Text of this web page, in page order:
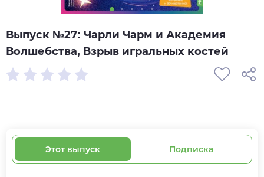
Выпуск №27: Чарли Чарм и Академия
Волшебства, Взрыв игральных костей
Этот выпуск Подписка